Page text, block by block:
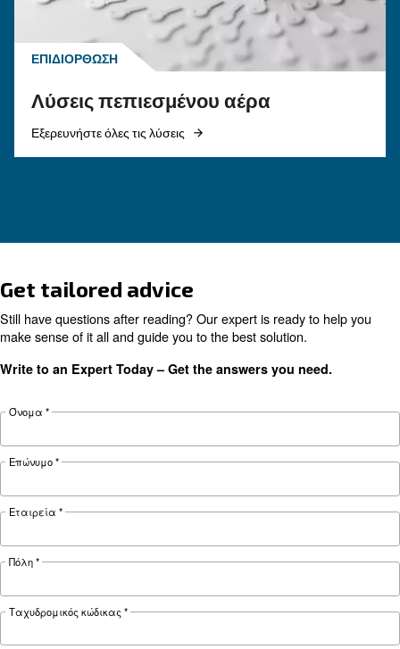
ΠΕΠΙΕΣΜΈΝΟΣ ΑΈΡΑΣ
Η σωστή λύση
σωστή κατεύθυνση. Είναι επίσης χρήσιμο για
διαθέτουν ήδη μηχανήματα.